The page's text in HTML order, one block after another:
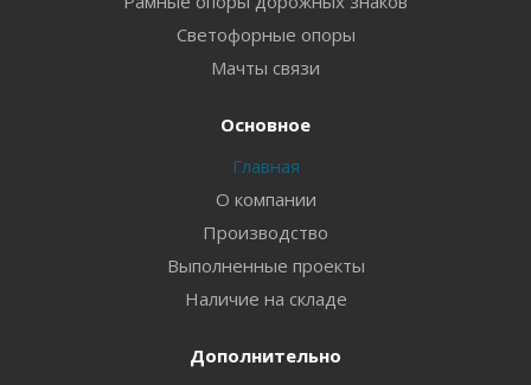
Светофорные опоры
Мачты связи
Основное
Главная
О компании
Производство
Выполненные проекты
Наличие на складе
Дополнительно